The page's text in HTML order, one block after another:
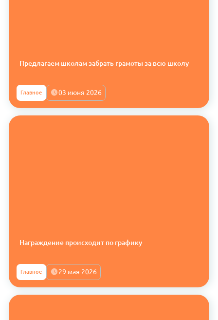
Предлагаем школам забрать грамоты за всю школу
Главное 03 июня 2026
Награждение происходит по графику
Главное 29 мая 2026